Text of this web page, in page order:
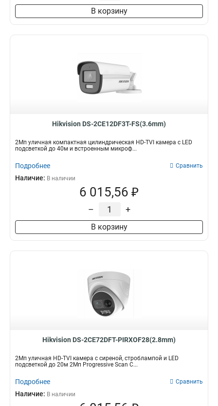
В корзину
Hikvision DS-2CE12DF3T-FS(3.6mm)
2Мп уличная компактная цилиндрическая HD-TVI камера с LED
подсветкой до 40м и встроенным микроф...
Подробнее Сравнить
Наличие: В наличии
6 015,56 ₽
– +
В корзину
Hikvision DS-2CE72DFT-PIRXOF28(2.8mm)
2Мп уличная HD-TVI камера с сиреной, строблампой и LED
подсветкой до 20м 2Мп Progressive Scan C...
Подробнее Сравнить
Наличие: В наличии